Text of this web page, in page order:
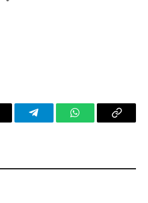
TelegramWhatsAppCopy